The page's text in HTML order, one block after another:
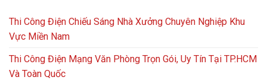
Thi Công Điện Chiếu Sáng Nhà Xưởng Chuyên Nghiệp Khu
Vực Miền Nam
Thi Công Điện Mạng Văn Phòng Trọn Gói, Uy Tín Tại TP.HCM
Và Toàn Quốc